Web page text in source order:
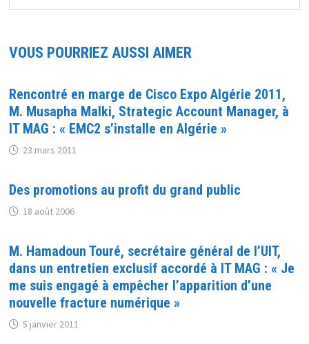
VOUS POURRIEZ AUSSI AIMER
Rencontré en marge de Cisco Expo Algérie 2011,
M. Musapha Malki, Strategic Account Manager, à
IT MAG : « EMC2 s’installe en Algérie »
23 mars 2011
Des promotions au profit du grand public
18 août 2006
M. Hamadoun Touré, secrétaire général de l’UIT,
dans un entretien exclusif accordé à IT MAG : « Je
me suis engagé à empêcher l’apparition d’une
nouvelle fracture numérique »
5 janvier 2011